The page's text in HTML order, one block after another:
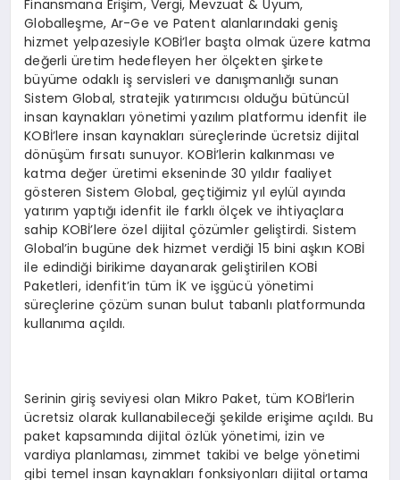
Finansmana Erişim, Vergi, Mevzuat & Uyum,
Globalleşme, Ar-Ge ve Patent alanlarındaki geniş
hizmet yelpazesiyle KOBİ’ler başta olmak üzere katma
değerli üretim hedefleyen her ölçekten şirkete
büyüme odaklı iş servisleri ve danışmanlığı sunan
Sistem Global, stratejik yatırımcısı olduğu bütüncül
insan kaynakları yönetimi yazılım platformu idenfit ile
KOBİ’lere insan kaynakları süreçlerinde ücretsiz dijital
dönüşüm fırsatı sunuyor. KOBİ’lerin kalkınması ve
katma değer üretimi ekseninde 30 yıldır faaliyet
gösteren Sistem Global, geçtiğimiz yıl eylül ayında
yatırım yaptığı idenfit ile farklı ölçek ve ihtiyaçlara
sahip KOBİ’lere özel dijital çözümler geliştirdi. Sistem
Global’in bugüne dek hizmet verdiği 15 bini aşkın KOBİ
ile edindiği birikime dayanarak geliştirilen KOBİ
Paketleri, idenfit’in tüm İK ve işgücü yönetimi
süreçlerine çözüm sunan bulut tabanlı platformunda
kullanıma açıldı.
Serinin giriş seviyesi olan Mikro Paket, tüm KOBİ’lerin
ücretsiz olarak kullanabileceği şekilde erişime açıldı. Bu
paket kapsamında dijital özlük yönetimi, izin ve
vardiya planlaması, zimmet takibi ve belge yönetimi
gibi temel insan kaynakları fonksiyonları dijital ortama